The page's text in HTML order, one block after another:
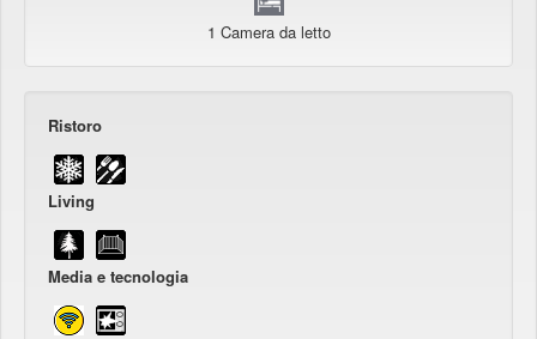
1 Camera da letto
Ristoro
Living
Media e tecnologia